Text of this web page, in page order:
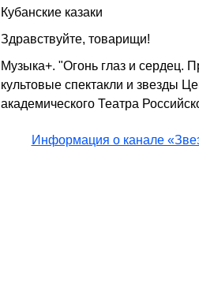
Кубанские казаки
Здравствуйте, товарищи!
Музыка+. "Огонь глаз и сердец.
культовые спектакли и звезды
академического Театра
Информация о канале